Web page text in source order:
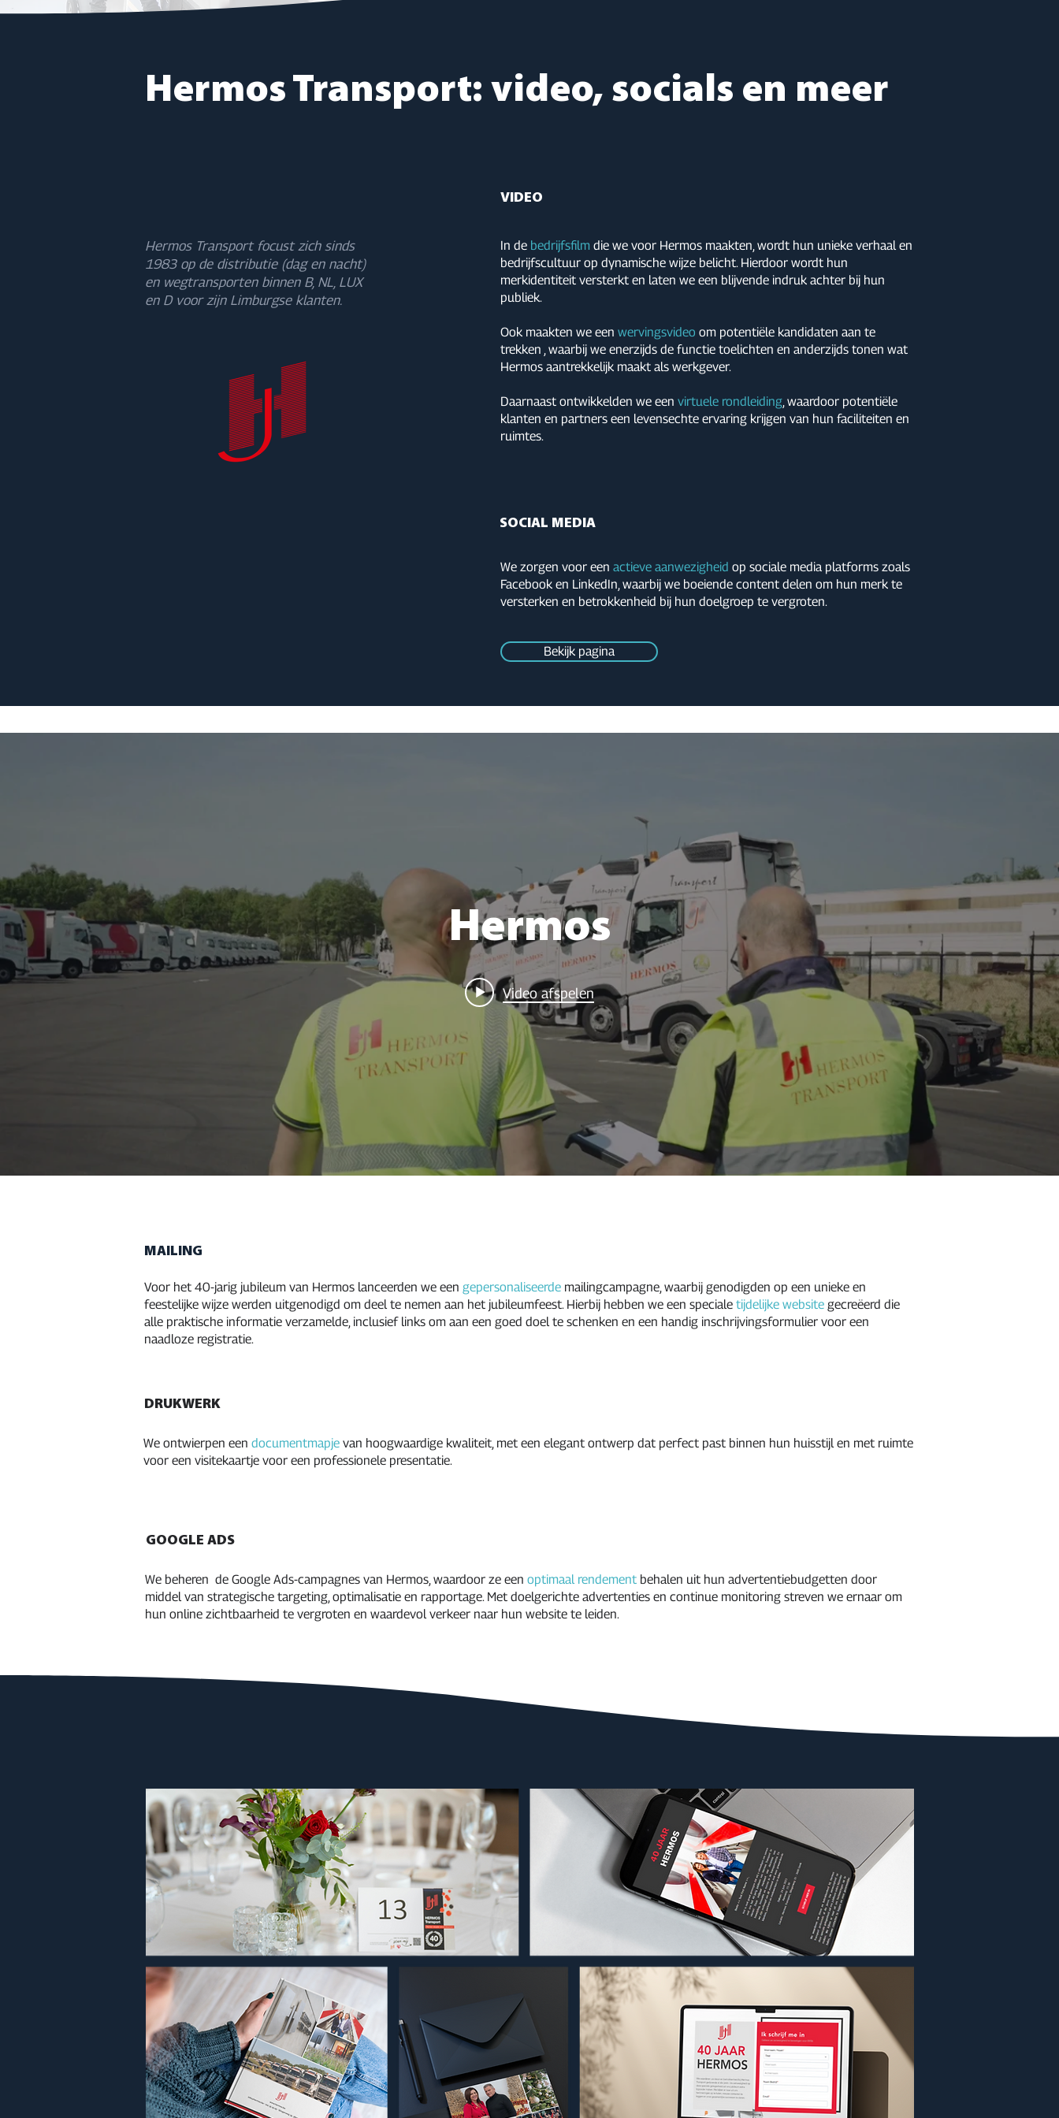
​​Hermos Transport: video, socials en meer
VIDEO
​​Hermos Transport focust zich sinds
1983 op de distributie (dag en nacht)
en wegtransporten binnen B, NL, LUX
en D voor zijn Limburgse klanten.
In de bedrijfsfilm die we voor Hermos maakten, wordt hun unieke verhaal en
bedrijfscultuur op dynamische wijze belicht. Hierdoor wordt hun
merkidentiteit versterkt en laten we een blijvende indruk achter bij hun
publiek.
Ook maakten we een wervingsvideo om potentiële kandidaten aan te
trekken , waarbij we enerzijds de functie toelichten en anderzijds tonen wat
Hermos aantrekkelijk maakt als werkgever.
Daarnaast ontwikkelden we een virtuele rondleiding, waardoor potentiële
klanten en partners een levensechte ervaring krijgen van hun faciliteiten en
ruimtes.
SOCIAL MEDIA
We zorgen voor een actieve aanwezigheid op sociale media platforms zoals
Facebook en LinkedIn, waarbij we boeiende content delen om hun merk te
versterken en betrokkenheid bij hun doelgroep te vergroten.
Bekijk pagina
Hermos
Video afspelen
MAILING
Voor het 40-jarig jubileum van Hermos lanceerden we een gepersonaliseerde mailingcampagne, waarbij genodigden op een unieke en
feestelijke wijze werden uitgenodigd om deel te nemen aan het jubileumfeest. Hierbij hebben we een speciale tijdelijke website gecreëerd die
alle praktische informatie verzamelde, inclusief links om aan een goed doel te schenken en een handig inschrijvingsformulier voor een
naadloze registratie.
DRUKWERK
We ontwierpen een documentmapje van hoogwaardige kwaliteit, met een elegant ontwerp dat perfect past binnen hun huisstijl en met ruimte
voor een visitekaartje voor een professionele presentatie.
GOOGLE ADS
We beheren de Google Ads-campagnes van Hermos, waardoor ze een optimaal rendement behalen uit hun advertentiebudgetten door
middel van strategische targeting, optimalisatie en rapportage. Met doelgerichte advertenties en continue monitoring streven we ernaar om
hun online zichtbaarheid te vergroten en waardevol verkeer naar hun website te leiden.